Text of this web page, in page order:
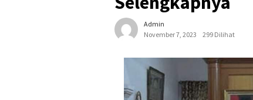
Admin
November 7, 2023
299 Dilihat